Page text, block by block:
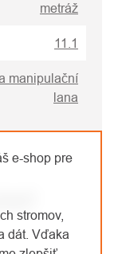
e-shop pre
stromov,
dát. Vďaka
metráž
11.1
manipulační
lana